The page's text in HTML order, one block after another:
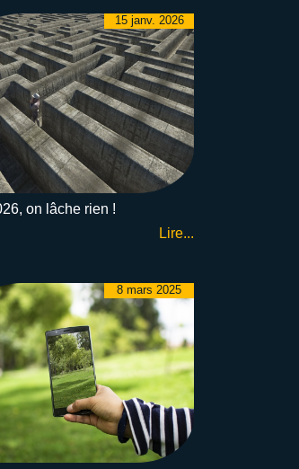
15 janv. 2026
on lâche rien !
Lire...
8 mars 2025